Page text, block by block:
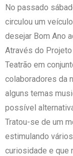
No passado
circulou um
desejar Bom Ano
Através do Projeto
Teatrão em
colaboradores da
alguns temas
possível
Tratou-se de um
estimulando
curiosidade e que